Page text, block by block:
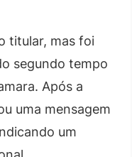
titular, mas foi
segundo tempo
Após a
uma mensagem
um